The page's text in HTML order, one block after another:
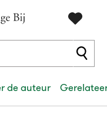
de auteur